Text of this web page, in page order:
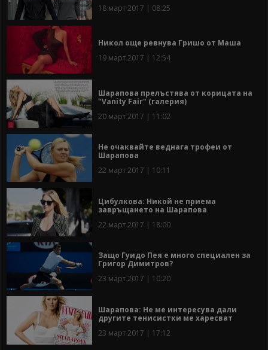
18 март 2017 | 08:25
Никол още ревнува Гришо от Маша
19 март 2017 | 12:54
Шарапова прелъстява от корицата на
"Vanity Fair" (галерия)
20 март 2017 | 11:02
Не очаквайте веднага трофеи от
Шарапова
22 март 2017 | 10:11
Цибулкова: Никой не приема
завръщането на Шарапова
22 март 2017 | 18:00
Защо Гуидо Пея е много специален за
Григор Димитров?
23 март 2017 | 10:20
Шарапова: Не ме интересува дали
другите тенисистки ме харесват
23 март 2017 | 17:12